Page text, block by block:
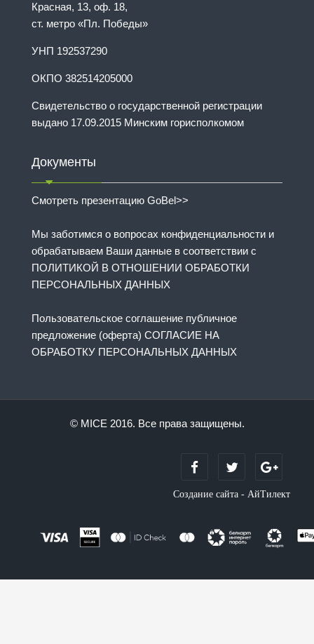
Красная, 13, оф. 18,
ст. метро «Пл. Победы»
УНП 192537290
ОКПО 382514205000
Свидетельство о государственной регистрации
выдано 17.09.2015 Минским горисполкомом
Документы
Смотреть презентацию GoBel>>
Мы заботимся о вопросах конфиденциальности и
обрабатываем Ваши данные в соответствии с
ПОЛИТИКОЙ В ОТНОШЕНИИ ОБРАБОТКИ
ПЕРСОНАЛЬНЫХ ДАННЫХ
Пользовательское соглашение публичное
предложение (оферта) СОГЛАСИЕ НА
ОБРАБОТКУ ПЕРСОНАЛЬНЫХ ДАННЫХ
© MICE 2016. Все права защищены.
Создание сайта - АйТилект